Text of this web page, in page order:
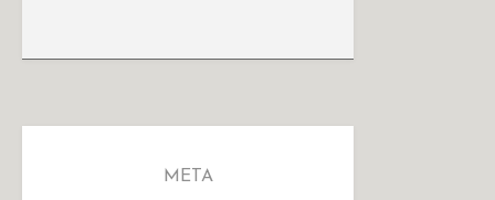
META